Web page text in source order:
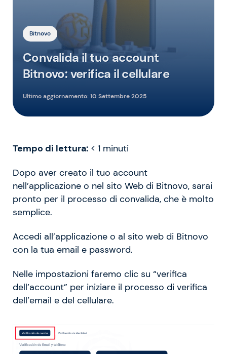
Bitnovo
Convalida il tuo account
Bitnovo: verifica il cellulare
Ultimo aggiornamento:10 Settembre 2025
Tempo di lettura: < 1 minuti
Dopo aver creato il tuo account
nell’applicazione o nel sito Web di Bitnovo, sarai
pronto per il processo di convalida, che è molto
semplice.
Accedi all’applicazione o al sito web di Bitnovo
con la tua email e password.
Nelle impostazioni faremo clic su “verifica
dell’account” per iniziare il processo di verifica
dell’email e del cellulare.